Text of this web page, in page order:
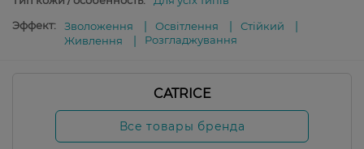
Эффект:
Зволоження Освітлення
Стійкий
Живлення
Розгладжування
CATRICE
Все товары бренда